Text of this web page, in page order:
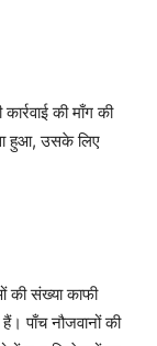
की माँग की
हुआ, उसके लिए
की संख्या काफी
पाँच नौजवानों की